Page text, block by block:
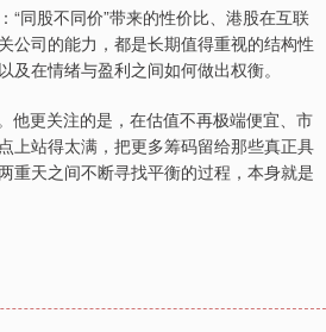
同股不同价”带来的性价比、港股在互联
公司的能力，都是长期值得重视的结构性
在情绪与盈利之间如何做出权衡。
更关注的是，在估值不再极端便宜、市
上站得太满，把更多筹码留给那些真正具
重天之间不断寻找平衡的过程，本身就是